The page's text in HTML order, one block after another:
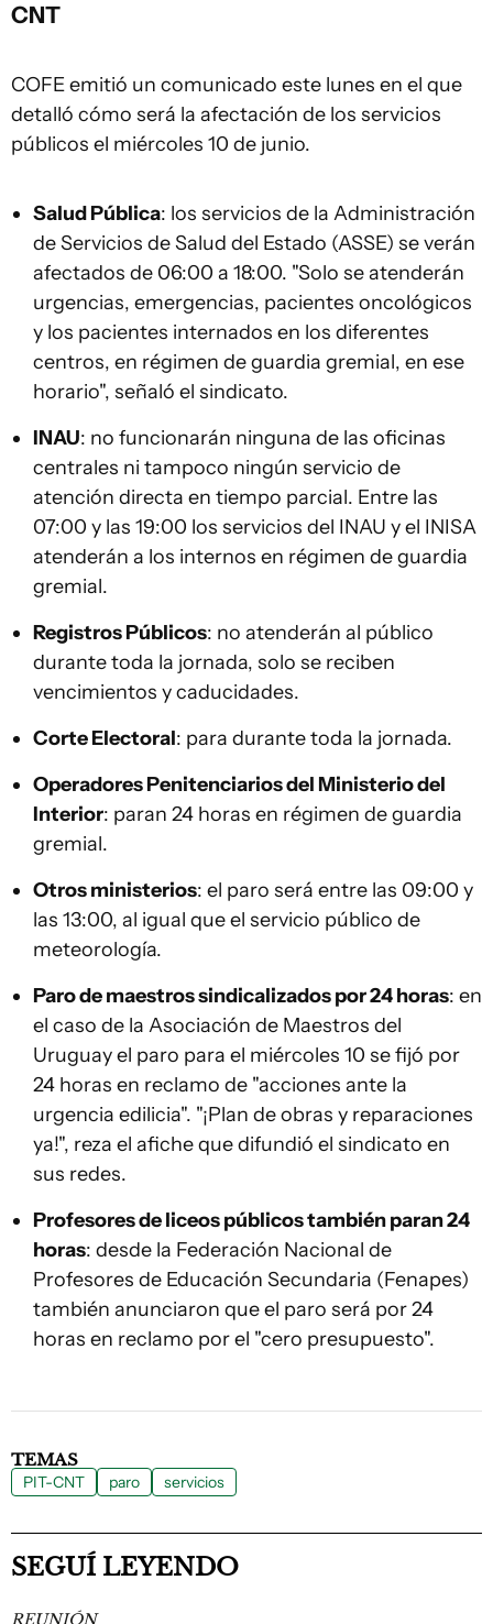
CNT
COFE emitió un comunicado este lunes en el que
detalló cómo será la afectación de los servicios
públicos el miércoles 10 de junio.
Salud Pública: los servicios de la Administración
de Servicios de Salud del Estado (ASSE) se verán
afectados de 06:00 a 18:00. "Solo se atenderán
urgencias, emergencias, pacientes oncológicos
y los pacientes internados en los diferentes
centros, en régimen de guardia gremial, en ese
horario", señaló el sindicato.
INAU: no funcionarán ninguna de las oficinas
centrales ni tampoco ningún servicio de
atención directa en tiempo parcial. Entre las
07:00 y las 19:00 los servicios del INAU y el INISA
atenderán a los internos en régimen de guardia
gremial.
Registros Públicos: no atenderán al público
durante toda la jornada, solo se reciben
vencimientos y caducidades.
Corte Electoral: para durante toda la jornada.
Operadores Penitenciarios del Ministerio del
Interior: paran 24 horas en régimen de guardia
gremial.
Otros ministerios: el paro será entre las 09:00 y
las 13:00, al igual que el servicio público de
meteorología.
Paro de maestros sindicalizados por 24 horas: en
el caso de la Asociación de Maestros del
Uruguay el paro para el miércoles 10 se fijó por
24 horas en reclamo de "acciones ante la
urgencia edilicia". "¡Plan de obras y reparaciones
ya!", reza el afiche que difundió el sindicato en
sus redes.
Profesores de liceos públicos también paran 24
horas: desde la Federación Nacional de
Profesores de Educación Secundaria (Fenapes)
también anunciaron que el paro será por 24
horas en reclamo por el "cero presupuesto".
TEMAS
PIT-CNT paro servicios
SEGUÍ LEYENDO
REUNIÓN